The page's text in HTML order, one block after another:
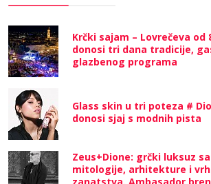
Krčki sajam – Lovrečeva od
donosi tri dana tradicije,
glazbenog programa
Glass skin u tri poteza #
donosi sjaj s modnih pista
Zeus+Dione: grčki luksuz
mitologije, arhitekture i
zanatstva. Ambasador